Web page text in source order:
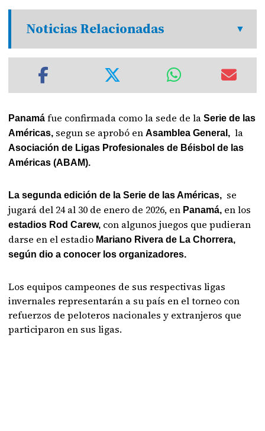
Noticias Relacionadas
Panamá fue confirmada como la sede de laSerie de las
Américas, segun se aprobó enAsamblea General, la
Asociación de Ligas Profesionales de Béisbol de las
Américas (ABAM).
La segunda edición de la Serie de lasAméricas, se
jugará del 24 al 30 de enero de 2026, en Panamá, en los
estadios Rod Carew, con algunos juegos que pudieran
darse en el estadio Mariano Rivera de La Chorrera,
según dio a conocer los organizadores.
Los equipos campeones de sus respectivas ligas
invernales representarán a su país en el torneo con
refuerzos de peloteros nacionales y extranjeros que
participaron en sus ligas.